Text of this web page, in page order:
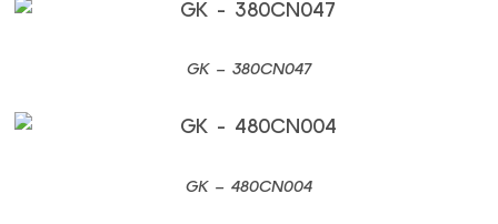
GK – 380CN047
GK – 480CN004